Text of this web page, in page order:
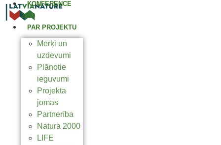
KONFERENCE
2025
PAR PROJEKTU
Mērķi un
uzdevumi
Plānotie
ieguvumi
Projekta
jomas
Partnerība
Natura 2000
LIFE